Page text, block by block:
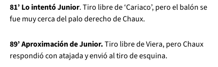
81’ Lo intentó Junior. Tiro libre de ‘Cariaco’, pero el balón se
fue muy cerca del palo derecho de Chaux.
89’ Aproximación de Junior.Tiro libre de Viera, pero Chaux
respondió con atajada y envió al tiro de esquina.